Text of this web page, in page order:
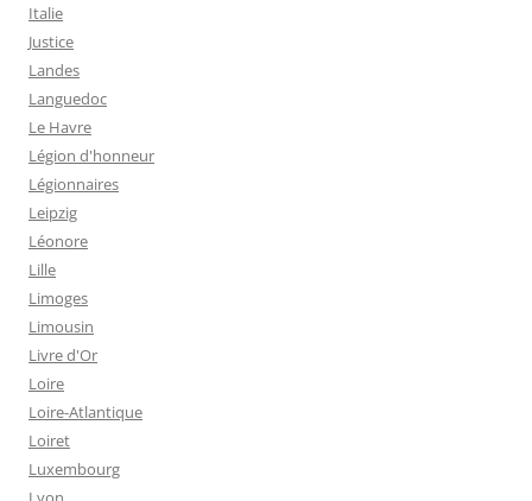
Italie
Justice
Landes
Languedoc
Le Havre
Légion d'honneur
Légionnaires
Leipzig
Léonore
Lille
Limoges
Limousin
Livre d'Or
Loire
Loire-Atlantique
Loiret
Luxembourg